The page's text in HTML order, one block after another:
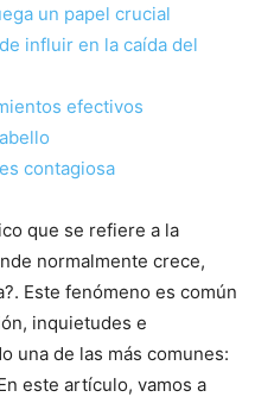
un papel crucial
influir en la caída del
efectivos
contagiosa
que se refiere a la
normalmente crece,
Este fenómeno es común
inquietudes e
una de las más comunes:
este artículo, vamos a